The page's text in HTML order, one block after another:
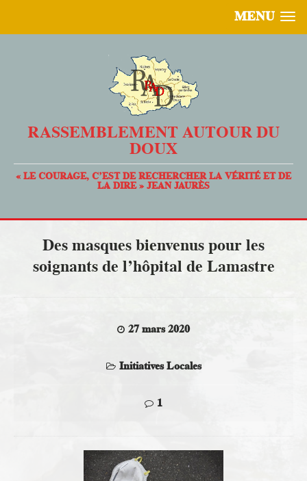
MENU
RASSEMBLEMENT AUTOUR DU
DOUX
« LE COURAGE, C’EST DE RECHERCHER LA VÉRITÉ ET DE
LA DIRE » JEAN JAURÈS
Des masques bienvenus pour les
soignants de l’hôpital de Lamastre
27 mars 2020
Initiatives Locales
1